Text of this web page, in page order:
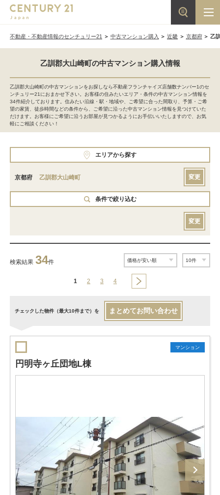
不動産・不動産情報のセンチュリー21 中古マンション購入 近畿 京都府 乙
乙訓郡大山崎町の中古マンション購入情報
乙訓郡大山崎町の中古マンションをお探しなら不動産フランチャイズ店舗数ナンバー1のセ
ンチュリー21におまかせ下さい。お客様の住みたいエリア・条件の中古マンション情報を
34件紹介しております。住みたい沿線・駅・地域や、ご希望に合った間取り、予算・ご希
望の家賃、徒歩時間などの条件から、ご希望に沿った中古マンション情報を見つけていた
だけます。お客様にご希望に沿うお部屋が見つかるようにお手伝いいたしますので、お気
軽にご相談ください！
エリアから探す
京都府 乙訓郡大山崎町 変更
条件で絞り込む
変更
検索結果 34件
1 2 3 4
チェックした物件（最大10件まで）を まとめてお問い合わせ
マンション
円明寺ヶ丘団地L棟